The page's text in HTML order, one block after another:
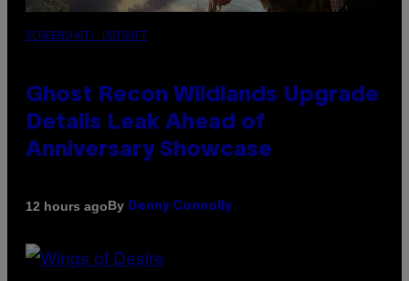
SCREENSHOT: UBISOFT
Ghost Recon Wildlands Upgrade
Details Leak Ahead of
Anniversary Showcase
12 hours agoBy Denny Connolly